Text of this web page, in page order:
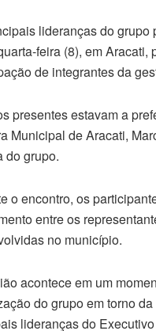
lideranças do
feira (8), em
de integrantes da
presentes estavam a
Municipal de Aracati,
do grupo.
o encontro, os
entre os
no município.
acontece em um
do grupo em torno
lideranças do